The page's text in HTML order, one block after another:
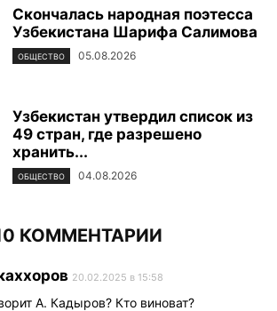
Скончалась народная поэтесса
Узбекистана Шарифа Салимова
ОБЩЕСТВО 05.08.2026
Узбекистан утвердил список из
49 стран, где разрешено
хранить...
ОБЩЕСТВО 04.08.2026
КОММЕНТАРИИ
20.02.2025 в 15:58
А. Кадыров? Кто виноват?